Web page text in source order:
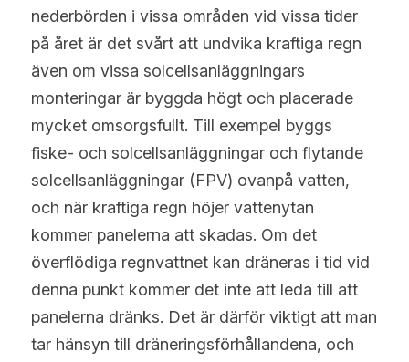
nederbörden i vissa områden vid vissa tider
på året är det svårt att undvika kraftiga regn
även om vissa solcellsanläggningars
monteringar är byggda högt och placerade
mycket omsorgsfullt. Till exempel byggs
fiske- och solcellsanläggningar och flytande
solcellsanläggningar (FPV) ovanpå vatten,
och när kraftiga regn höjer vattenytan
kommer panelerna att skadas. Om det
överflödiga regnvattnet kan dräneras i tid vid
denna punkt kommer det inte att leda till att
panelerna dränks. Det är därför viktigt att man
tar hänsyn till dräneringsförhållandena, och